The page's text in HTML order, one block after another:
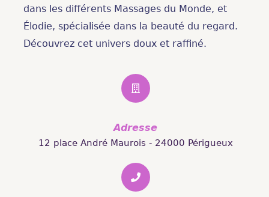
dans les différents Massages du Monde, et
Élodie, spécialisée dans la beauté du regard.
Découvrez cet univers doux et raffiné.
Adresse
12 place André Maurois - 24000 Périgueux